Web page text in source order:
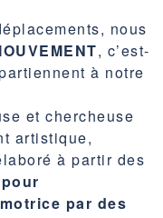
nous
, c’est-
à notre
et chercheuse
artistique,
à partir des
par des